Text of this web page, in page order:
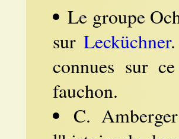
Le groupe
sur Lecküchner
connues sur
fauchon.
C.